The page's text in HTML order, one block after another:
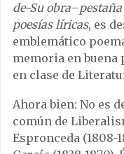
de-Su obra–
poesías líricas, es
emblemático
memoria en
en clase de
Ahora bien: No es
común de
Espronceda (1808-